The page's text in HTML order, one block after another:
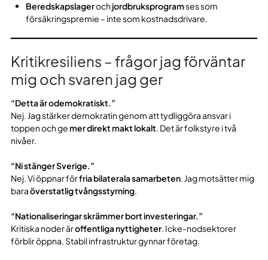
Beredskapslagerochjordbruksprogramses som
försäkringspremie – inte som kostnadsdrivare.
Kritikresiliens – frågor jag förväntar
mig och svaren jag ger
“Detta är odemokratiskt.”
Nej. Jag stärker demokratin genom att tydliggöra ansvar i
toppen och ge mer direkt makt lokalt. Det är folkstyre i två
nivåer.
“Ni stänger Sverige.”
Nej. Vi öppnar förfria bilaterala samarbeten. Jag motsätter mig
baraöverstatlig tvångsstyrning.
“Nationaliseringar skrämmer bort investeringar.”
Kritiska noder äroffentliga nyttigheter. Icke-nodsektorer
förblir öppna. Stabil infrastruktur gynnar företag.